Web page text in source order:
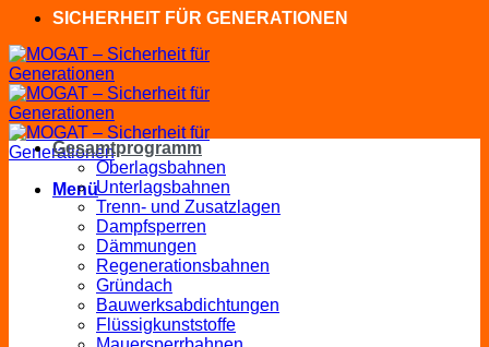
SICHERHEIT FÜR GENERATIONEN
Menü
Gesamtprogramm
Oberlagsbahnen
Unterlagsbahnen
Trenn- und Zusatzlagen
Dampfsperren
Dämmungen
Regenerationsbahnen
Gründach
Bauwerksabdichtungen
Flüssigkunststoffe